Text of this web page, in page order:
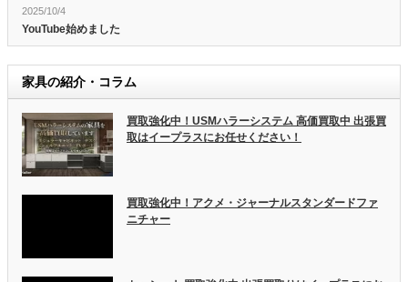
2025/10/4
YouTube始めました
家具の紹介・コラム
買取強化中！USMハラーシステム 高価買取中 出張買
取はイープラスにお任せください！
買取強化中！アクメ・ジャーナルスタンダードファ
ニチャー